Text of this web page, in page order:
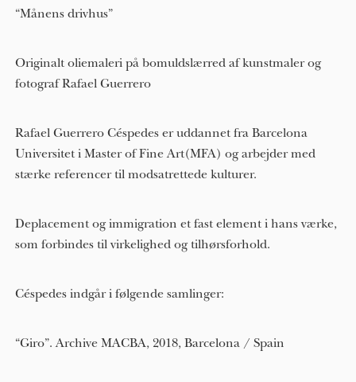
“Månens drivhus”
Originalt oliemaleri på bomuldslærred af kunstmaler og
fotograf Rafael Guerrero
Rafael Guerrero Céspedes er uddannet fra Barcelona
Universitet i Master of Fine Art(MFA) og arbejder med
stærke referencer til modsatrettede kulturer.
Deplacement og immigration et fast element i hans værke,
som forbindes til virkelighed og tilhørsforhold.
Céspedes indgår i følgende samlinger:
“Giro”. Archive MACBA, 2018, Barcelona / Spain